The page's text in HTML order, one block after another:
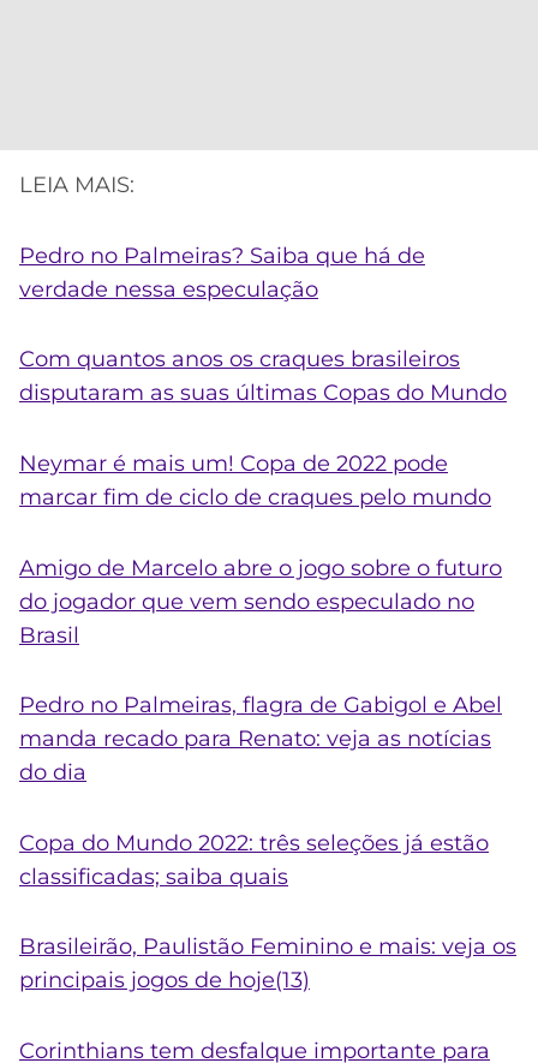
LEIA MAIS:
Pedro no Palmeiras? Saiba que há de
verdade nessa especulação
Com quantos anos os craques brasileiros
disputaram as suas últimas Copas do Mundo
Neymar é mais um! Copa de 2022 pode
marcar fim de ciclo de craques pelo mundo
Amigo de Marcelo abre o jogo sobre o futuro
do jogador que vem sendo especulado no
Brasil
Pedro no Palmeiras, flagra de Gabigol e Abel
manda recado para Renato: veja as notícias
do dia
Copa do Mundo 2022: três seleções já estão
classificadas; saiba quais
Brasileirão, Paulistão Feminino e mais: veja os
principais jogos de hoje(13)
Corinthians tem desfalque importante para